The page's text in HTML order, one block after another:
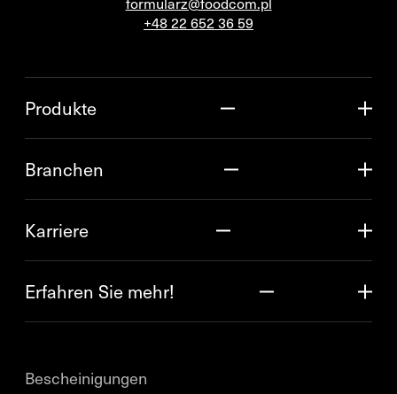
+48 22 652 36 59
Produkte
Branchen
Karriere
Erfahren Sie mehr!
Bescheinigungen